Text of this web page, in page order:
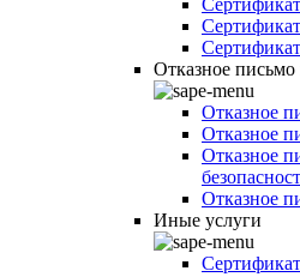
Отказное
Отказное
Отказное
Отказное
Отказное
Иные услуги